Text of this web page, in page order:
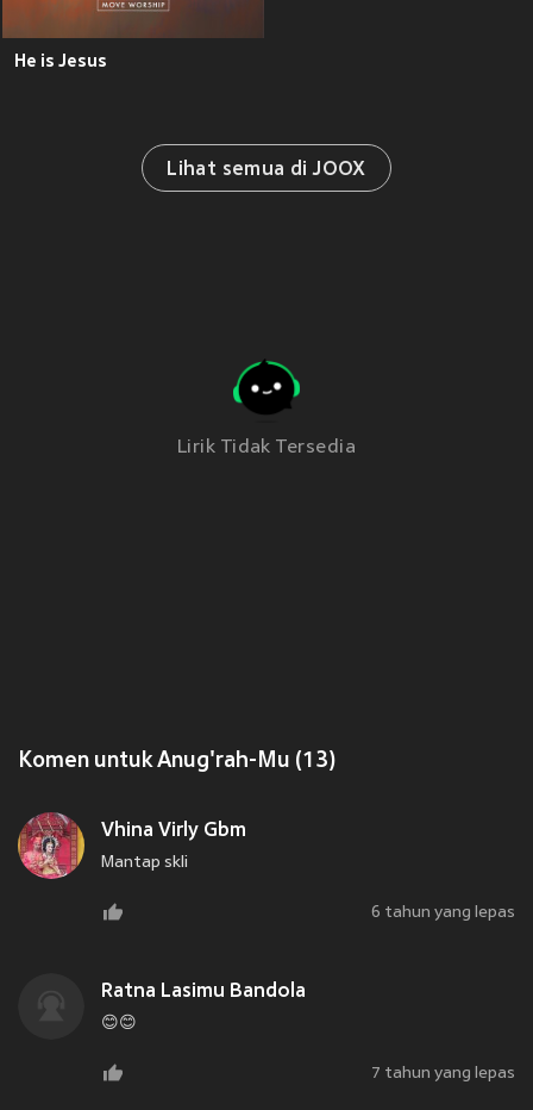
He is Jesus
Lihat semua di JOOX
Lirik Tidak Tersedia
Komen untuk Anug'rah-Mu (13)
Vhina Virly Gbm
Mantap skli
6 tahun yang lepas
Ratna Lasimu Bandola
😊😊
7 tahun yang lepas